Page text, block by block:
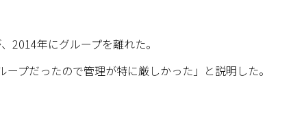
2014年にグループを離れた。
プだったので管理が特に厳しかった」と説明した。